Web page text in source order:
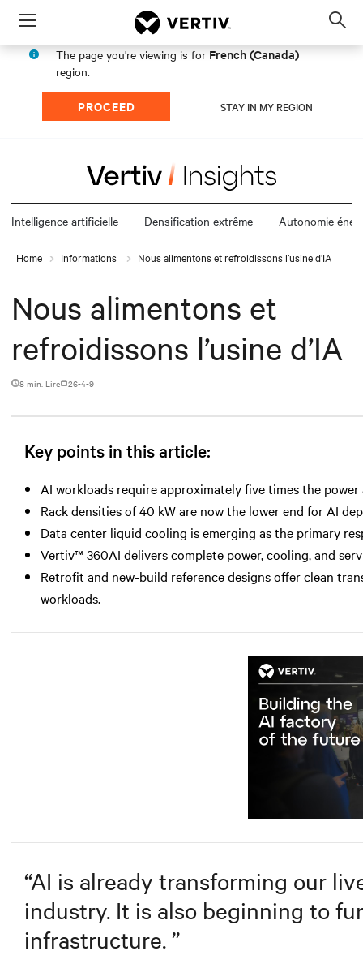
Menu
The page you're viewing is for French (Canada)
region.
PROCEED STAY IN MY REGION
Intelligence artificielle Densification extrême Autonomie
Home Informations Nous alimentons et refroidissons l’usine d’IA
Nous alimentons et
refroidissons l’usine d’IA
8 min. Lire 26-4-9
Key points in this article:
AI workloads require approximately five times the
Rack densities of 40 kW are now the lower end for AI
Data center liquid cooling is emerging as the primary
Vertiv™ 360AI delivers complete power, cooling, and
Retrofit and new-build reference designs offer clean
workloads.
“AI is already transforming our
industry. It is also beginning to
infrastructure.”